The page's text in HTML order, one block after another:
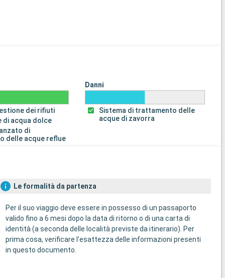
dei rifiuti
di acqua dolce
di
delle acque reflue
Danni
Sistema di trattamento delle
acque di zavorra
Le formalità da partenza
Per il suo viaggio deve essere in possesso di un passaporto
valido fino a 6 mesi dopo la data di ritorno o di una carta di
identità (a seconda delle località previste da itinerario). Per
prima cosa, verificare l'esattezza delle informazioni presenti
in questo documento.